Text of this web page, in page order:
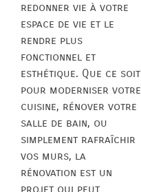
redonner vie à votre
espace de vie et le
rendre plus
fonctionnel et
esthétique. Que ce soit
pour moderniser votre
cuisine, rénover votre
salle de bain, ou
simplement rafraîchir
vos murs, la
rénovation est un
projet qui peut